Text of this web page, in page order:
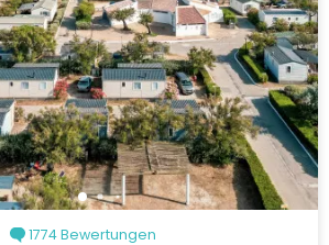
1774 Bewertungen